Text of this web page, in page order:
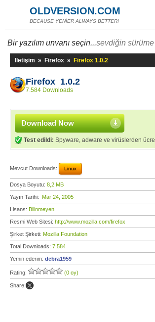
OLDVERSION.COM
BECAUSE YENİER ALWAYS BETTER!
Bir yazılım unvanı seçin...sevdiğin sürüme
Iletişim » Firefox » Firefox 1.0.2
Firefox 1.0.2
7.584 Downloads
Download Now
Test edildi: Spyware, adware ve virüslerden
Mevcut Downloads: Linux
Dosya Boyutu: 8,2 MB
Yayın Tarihi: Mar 24, 2005
Lisans: Bilinmeyen
Resmi Web Sitesi: http://www.mozilla.com/firefox
Şirket Şirketi: Mozilla Foundation
Total Downloads: 7.584
Yemin ederim: debra1959
Rating: (0 oy)
Share: